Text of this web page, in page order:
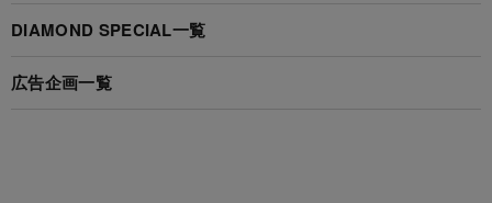
DIAMOND SPECIAL一覧
広告企画一覧